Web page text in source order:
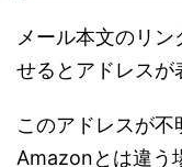
メール本文のリ
せるとアドレスが
このアドレスが不
Amazonとは違う